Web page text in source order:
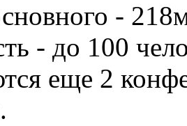
-
- до 100
еще 2